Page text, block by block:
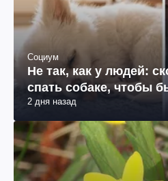
Социум
Не так, как у людей:
спать собаке, чтобы
2 дня назад